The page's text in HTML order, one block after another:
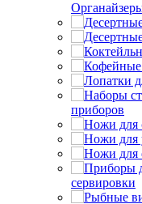
приборов
сервировки